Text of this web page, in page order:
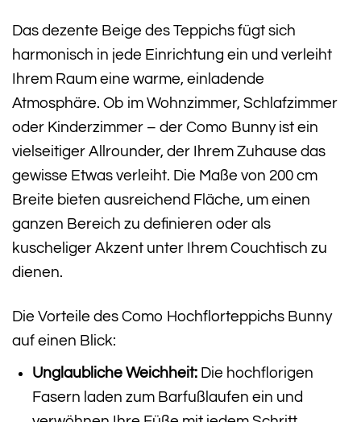
Das dezente Beige des Teppichs fügt sich
harmonisch in jede Einrichtung ein und verleiht
Ihrem Raum eine warme, einladende
Atmosphäre. Ob im Wohnzimmer, Schlafzimmer
oder Kinderzimmer – der Como Bunny ist ein
vielseitiger Allrounder, der Ihrem Zuhause das
gewisse Etwas verleiht. Die Maße von 200 cm
Breite bieten ausreichend Fläche, um einen
ganzen Bereich zu definieren oder als
kuscheliger Akzent unter Ihrem Couchtisch zu
dienen.
Die Vorteile des Como Hochflorteppichs Bunny
auf einen Blick:
Unglaubliche Weichheit:Die hochflorigen
Fasern laden zum Barfußlaufen ein und